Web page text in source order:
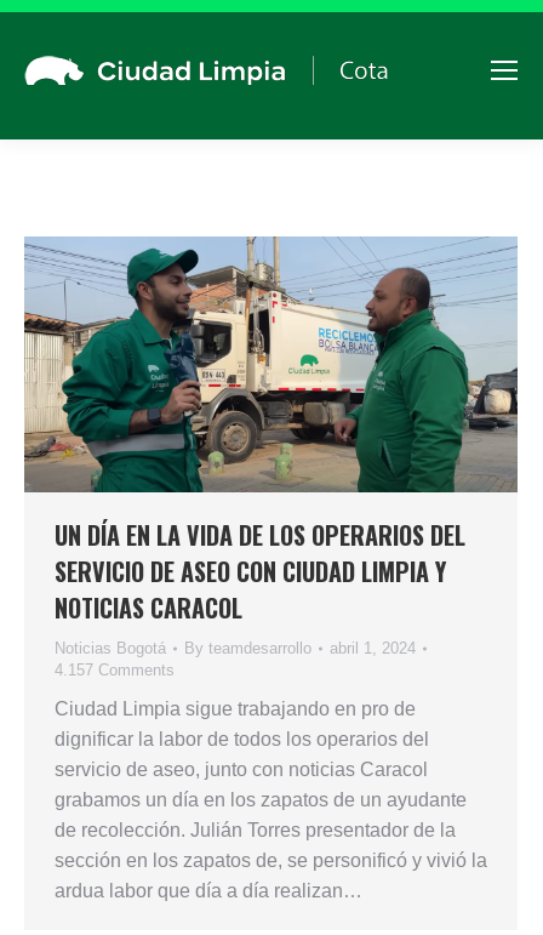
UN DÍA EN LA VIDA DE LOS OPERARIOS DEL
SERVICIO DE ASEO CON CIUDAD LIMPIA Y
NOTICIAS CARACOL
Noticias Bogotá By teamdesarrollo
abril 1, 2024
4.157 Comments
Ciudad Limpia sigue trabajando en pro de
dignificar la labor de todos los operarios del
servicio de aseo, junto con noticias Caracol
grabamos un día en los zapatos de un ayudante
de recolección. Julián Torres presentador de la
sección en los zapatos de, se personificó y vivió la
ardua labor que día a día realizan…